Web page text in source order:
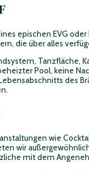
epischen EVG oder
die über alles
Tanzfläche,
Pool, keine
des
wie
wir
mit dem